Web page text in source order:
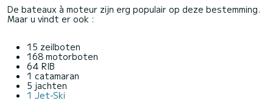
De bateaux à moteur zijn erg populair op deze bestemming.
Maar u vindt er ook :
15 zeilboten
168 motorboten
64 RIB
1 catamaran
5 jachten
1 Jet-Ski